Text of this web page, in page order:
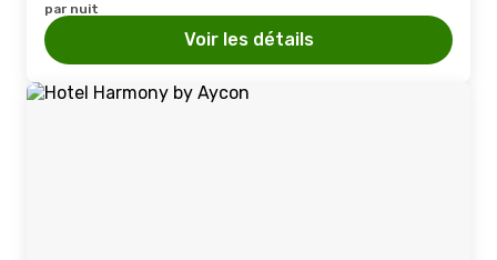
par nuit
Voir les détails